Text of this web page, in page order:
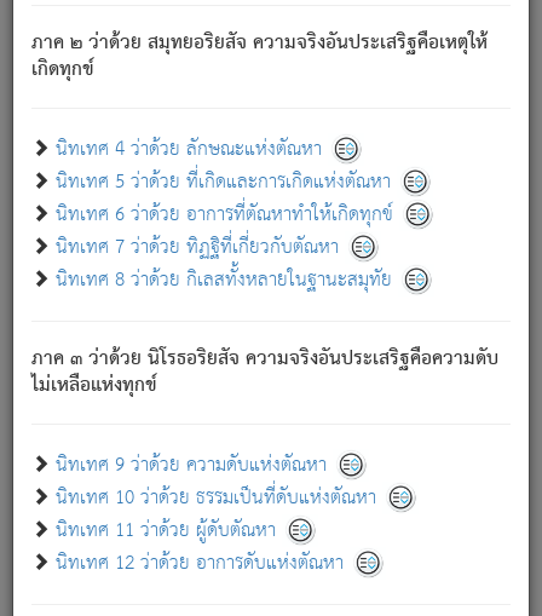
ภาค ๒ ว่าด้วย สมุทยอริยสัจ ความจริงอันประเสริฐคือเหตุให้
เกิดทุกข์
นิทเทศ 4 ว่าด้วย ลักษณะแห่งตัณหา
นิทเทศ 5 ว่าด้วย ที่เกิดและการเกิดแห่งตัณหา
นิทเทศ 6 ว่าด้วย อาการที่ตัณหาทำให้เกิดทุกข์
นิทเทศ 7 ว่าด้วย ทิฏฐิที่เกี่ยวกับตัณหา
นิทเทศ 8 ว่าด้วย กิเลสทั้งหลายในฐานะสมุทัย
ภาค ๓ ว่าด้วย นิโรธอริยสัจ ความจริงอันประเสริฐคือความดับ
ไม่เหลือแห่งทุกข์
นิทเทศ 9 ว่าด้วย ความดับแห่งตัณหา
นิทเทศ 10 ว่าด้วย ธรรมเป็นที่ดับแห่งตัณหา
นิทเทศ 11 ว่าด้วย ผู้ดับตัณหา
นิทเทศ 12 ว่าด้วย อาการดับแห่งตัณหา
อันเป็นไปในที่หรือเวลาทั้งปวง[3]เพื่อความมีแห่งประโยชน์โดย
ประการทั้งปวง; ภพทั้งหลายทั้งหมดนั้น ไม่เที่ยง เป็นทุกข์ มี
ความแปรปรวนเป็นธรรมดา.
อย่างนี้อยู่; เขาย่อมละภวตัณหาได้ และไม่เพลิดเพลินวิภวตัณหา
ด้วย.
ความดับเพราะความสำรอกไม่เหลือ (แห่งภพทั้งหลาย)
เพราะความสิ้นไปแห่งตัณหาโดยประการทั้งปวง นั้นคือ
นิพพาน.
ภพใหม่ย่อมไม่มีแก่ภิกษุนั้น ผู้ดับเย็นสนิทแล้ว เพราะไม่มี
ภิกษุนั้น เป็นผู้ครอบงำมารได้แล้ว ชนะสงครามแล้ว ก้าวล่วง
ภพทั้งหลายทั้งปวงได้แล้ว เป็นผู้คงที่ (คือไม่เปลี่ยนแปลงอีกต่อ
- อุ.ขุ. ๒๕/๑๒๑/๘๔.
(ข้อความนี้ เป็นพระพุทธอุทานที่ทรงเปล่งออก ที่โคนต้นโพธิ์
เป็นที่ตรัสรู้ เมื่อตรัสรู้แล้วได้ 7 วัน)